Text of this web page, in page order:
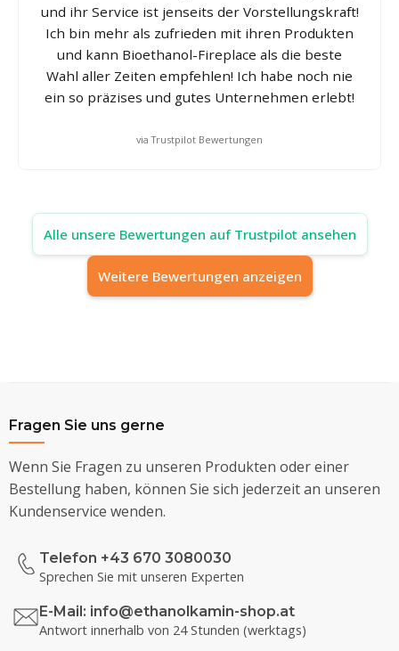
und ihr Service ist jenseits der Vorstellungskraft!
Ich bin mehr als zufrieden mit ihren Produkten
und kann Bioethanol-Fireplace als die beste
Wahl aller Zeiten empfehlen! Ich habe noch nie
ein so präzises und gutes Unternehmen erlebt!
via Trustpilot Bewertungen
Alle unsere Bewertungen auf Trustpilot ansehen
Weitere Bewertungen anzeigen
Fragen Sie uns gerne
Wenn Sie Fragen zu unseren Produkten oder einer
Bestellung haben, können Sie sich jederzeit an unseren
Kundenservice wenden.
Telefon +43 670 3080030
Sprechen Sie mit unseren Experten
E-Mail: info@ethanolkamin-shop.at
Antwort innerhalb von 24 Stunden (werktags)